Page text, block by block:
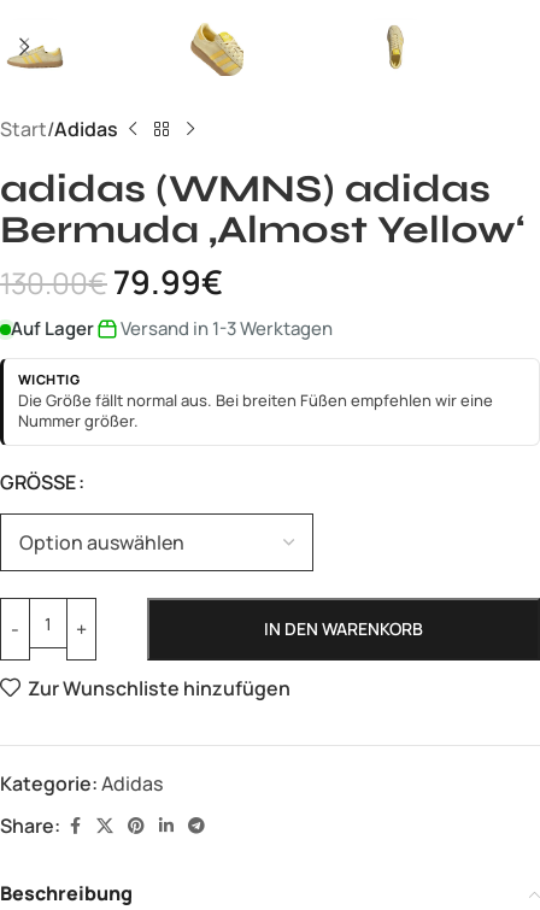
Start Adidas
adidas (WMNS) adidas
Bermuda ‚Almost Yellow‘
130.00€79.99€
Auf Lager Versand in 1-3 Werktagen
WICHTIG
Die Größe fällt normal aus. Bei breiten Füßen empfehlen wir eine
Nummer größer.
GRÖSSE
IN DEN WARENKORB
Zur Wunschliste hinzufügen
Kategorie:Adidas
Share:
Beschreibung